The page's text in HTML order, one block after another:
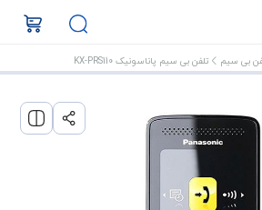
بی سیم تلفن بی سیم پاناسونیک KX-PRS110